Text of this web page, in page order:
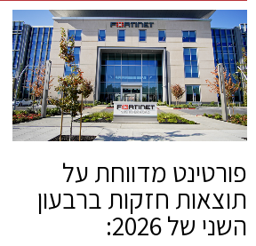
פורטינט מדווחת על
תוצאות חזקות ברבעון
השני של 2026: